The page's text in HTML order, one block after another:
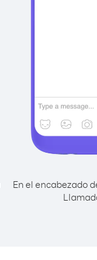
En el encabezado